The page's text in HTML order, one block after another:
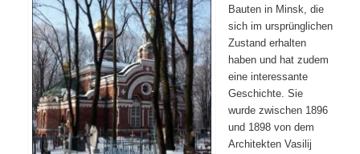
Bauten in Minsk, die
sich im ursprünglichen
Zustand erhalten
haben und hat zudem
eine interessante
Geschichte. Sie
wurde zwischen 1896
und 1898 von dem
Architekten Vasilij